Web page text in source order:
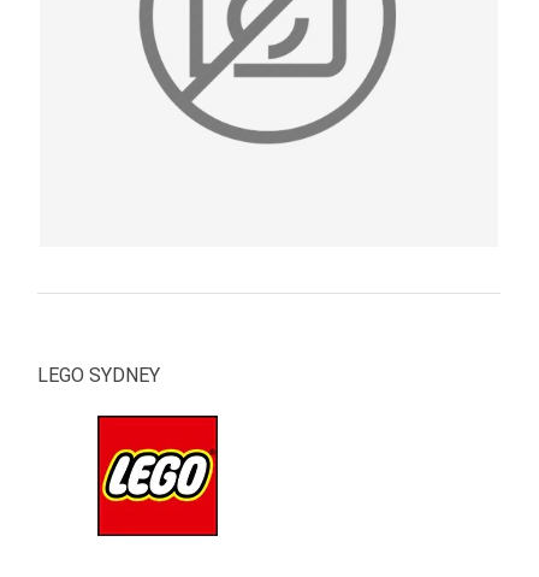
LEGO SYDNEY